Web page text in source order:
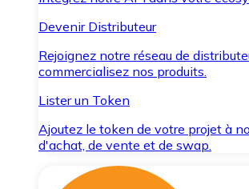
Devenir Distributeur
Rejoignez notre réseau de
commercialisez nos produits.
Lister un Token
Ajoutez le token de votre projet à
d'achat, de vente et de swap.